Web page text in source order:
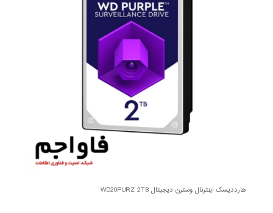
هارددیسک اینترنال وسترن دیجیتال WD20PURZ 2TB